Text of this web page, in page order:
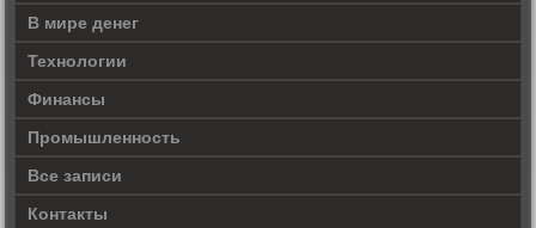
В мире денег
Технологии
Финансы
Промышленность
Все записи
Контакты